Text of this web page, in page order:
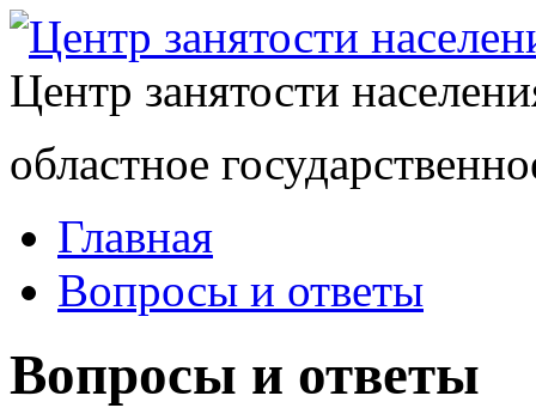
Центр занятости
областное
Главная
Вопросы и ответы
Вопросы и ответы